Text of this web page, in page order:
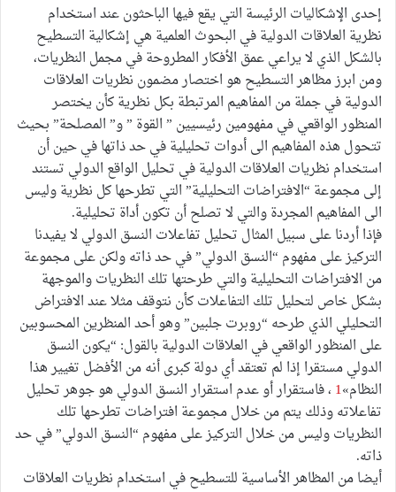
إحدى الإشكاليات الرئيسة التي يقع فيها الباحثون عند استخدام
نظرية العلاقات الدولية في البحوث العلمية هي إشكالية التسطيح
بالشكل الذي لا يراعي عمق الأفكار المطروحة في مجمل النظريات،
ومن ابرز مظاهر التسطيح هو اختصار مضمون نظريات العلاقات
الدولية في جملة من المفاهيم المرتبطة بكل نظرية كأن يختصر
المنظور الواقعي في مفهومين رئيسيين ” القوة ” و” المصلحة” بحيث
تتحول هذه المفاهيم الى أدوات تحليلية في حد ذاتها في حين أن
استخدام نظريات العلاقات الدولية في تحليل الواقع الدولي تستند
إلى مجموعة “الافتراضات التحليلية” التي تطرحها كل نظرية وليس
الى المفاهيم المجردة والتي لا تصلح أن تكون أداة تحليلية.
فإذا أردنا على سبيل المثال تحليل تفاعلات النسق الدولي لا يفيدنا
التركيز على مفهوم “النسق الدولي” في حد ذاته ولكن على مجموعة
من الافتراضات التحليلية والتي طرحتها تلك النظريات والموجهة
بشكل خاص لتحليل تلك التفاعلات كأن نتوقف مثلا عند الافتراض
التحليلي الذي طرحه “روبرت جلبين” وهو أحد المنظرين المحسوبين
على المنظور الواقعي في العلاقات الدولية بالقول: “يكون النسق
الدولي مستقرا إذا لم تعتقد أي دولة كبرى أنه من الأفضل تغيير هذا
النظام»1، فاستقرار أو عدم استقرار النسق الدولي هو جوهر تحليل
تفاعلاته وذلك يتم من خلال مجموعة افتراضات تطرحها تلك
النظريات وليس من خلال التركيز على مفهوم “النسق الدولي” في حد
ذاته.
أيضا من المظاهر الأساسية للتسطيح في استخدام نظريات العلاقات